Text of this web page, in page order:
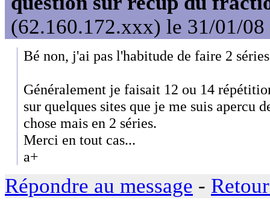
(62.160.172.xxx) le 31/01/08
Bé non, j'ai pas l'habitude de faire 2
Généralement je faisait 12 ou 14
sur quelques sites que je me suis apercu
chose mais en 2 séries.
Merci en tout cas...
a+
Répondre au message -